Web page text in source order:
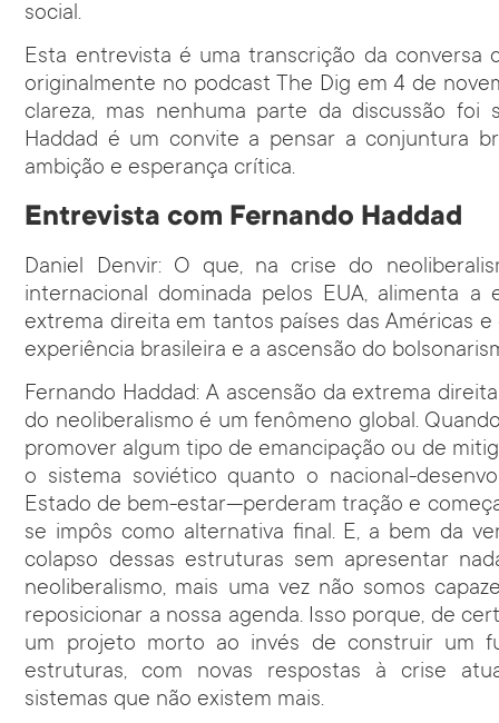
social.
Esta entrevista é uma transcrição da conversa
originalmente no podcast The Dig em 4 de
clareza, mas nenhuma parte da discussão foi
Haddad é um convite a pensar a conjuntura
ambição e esperança crítica.
Entrevista com Fernando Haddad
Daniel Denvir: O que, na crise do
internacional dominada pelos EUA, alimenta a
extrema direita em tantos países das Américas
experiência brasileira e a ascensão do
Fernando Haddad: A ascensão da extrema
do neoliberalismo é um fenômeno global.
promover algum tipo de emancipação ou de
o sistema soviético quanto o nacional-
Estado de bem-estar—perderam tração e
se impôs como alternativa final. E, a bem da
colapso dessas estruturas sem apresentar
neoliberalismo, mais uma vez não somos
reposicionar a nossa agenda. Isso porque, de
um projeto morto ao invés de construir um
estruturas, com novas respostas à crise
sistemas que não existem mais.